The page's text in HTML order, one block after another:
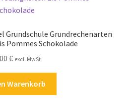
Grundschule Grundrechenarten
Pommes Schokolade
€ excl. MwSt
Warenkorb